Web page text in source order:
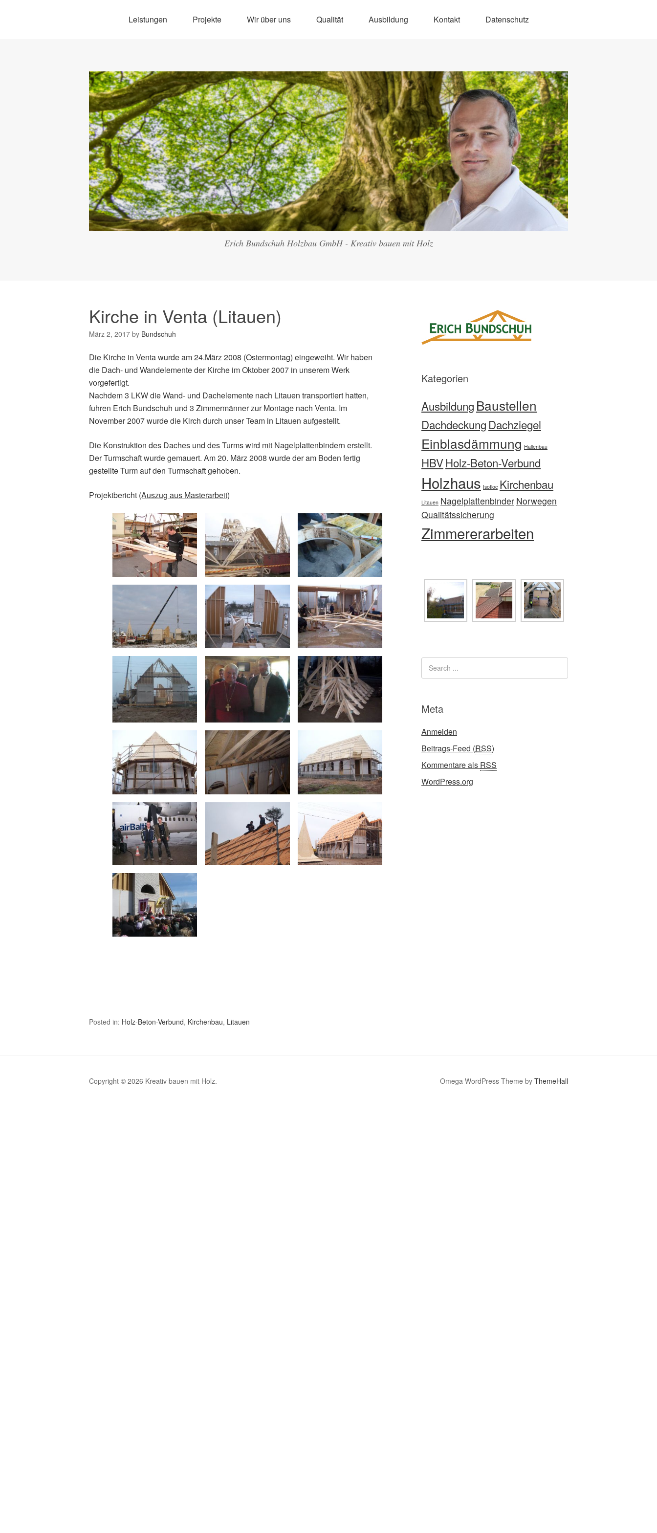
Leistungen Projekte Wir über uns Qualität Ausbildung Kontakt Datenschutz
Erich Bundschuh Holzbau GmbH - Kreativ bauen mit Holz
Kirche in Venta (Litauen)
März 2, 2017 by Bundschuh
Die Kirche in Venta wurde am 24.März 2008 (Ostermontag) eingeweiht. Wir haben
die Dach- und Wandelemente der Kirche im Oktober 2007 in unserem Werk
vorgefertigt.
Nachdem 3 LKW die Wand- und Dachelemente nach Litauen transportiert hatten,
fuhren Erich Bundschuh und 3 Zimmermänner zur Montage nach Venta. Im
November 2007 wurde die Kirch durch unser Team in Litauen aufgestellt.
Die Konstruktion des Daches und des Turms wird mit Nagelplattenbindern erstellt.
Der Turmschaft wurde gemauert. Am 20. März 2008 wurde der am Boden fertig
gestellte Turm auf den Turmschaft gehoben.
Projektbericht (Auszug aus Masterarbeit)
Posted in: Holz-Beton-Verbund, Kirchenbau, Litauen
Kategorien
Ausbildung Baustellen
Dachdeckung Dachziegel
Einblasdämmung Hallenbau
HBVHolz-Beton-Verbund
Holzhaus Isofloc Kirchenbau
Litauen Nagelplattenbinder Norwegen
Qualitätssicherung
Zimmererarbeiten
Meta
Anmelden
Beitrags-Feed (RSS)
Kommentare als RSS
WordPress.org
Copyright © 2026 Kreativ bauen mit Holz. Omega WordPress Theme by ThemeHall